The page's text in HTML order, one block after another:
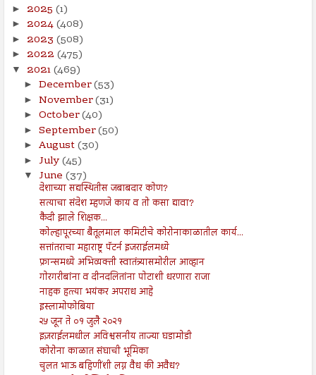
► 2025 (1)
► 2024(408)
► 2023 (508)
► 2022 (475)
▼ 2021(469)
► December(53)
► November(31)
► October(40)
► September(50)
► August(30)
► July(45)
▼ June (37)
देशाच्या सद्यस्थितीस जबाबदार कोण?
सत्याचा संदेश म्हणजे काय व तो कसा द्यावा?
कैदी झाले शिक्षक...
कोल्हापूरच्या बैतूलमाल कमिटीचे कोरोनाकाळातील कार्य...
सत्तांतराचा महाराष्ट्र पॅटर्न इजराईलमध्ये
फ्रान्समध्ये अभिव्यक्ती स्वातंत्र्यासमोरील आव्हान
गोरगरीबांना व दीनदलितांना पोटाशी धरणारा राजा
नाहक हत्त्या भयंकर अपराध आहे
इस्लामोफोबिया
२५ जून ते ०१ जुलै २०२१
इज़राईलमधील अविश्वसनीय ताज्या घडामोडी
कोरोना काळात संघाची भूमिका
चुलत भाऊ बहिणींशी लग्न वैध की अवैध?